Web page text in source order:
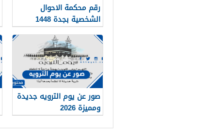
رقم محكمة الاحوال
الشخصية بجدة 1448
صور عن يوم الترويه جديدة
ومميزة 2026